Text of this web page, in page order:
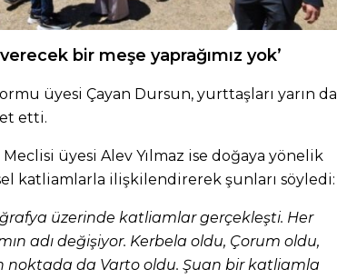
bir meşe yaprağımız yok’
üyesi Çayan Dursun, yurttaşları yarın da
etti.
üyesi Alev Yılmaz ise doğaya yönelik
katliamlarla ilişkilendirerek şunları söyledi:
üzerinde katliamlar gerçekleşti. Her
adı değişiyor. Kerbela oldu, Çorum oldu,
noktada da Varto oldu. Şuan bir katliamla